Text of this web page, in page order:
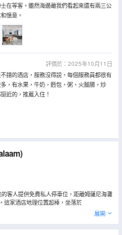
在等客。雖然海邊離我們看起來還有兩三公
愜意。
評價於：2025年10月11日
錯的酒店，服務沒得説，每個服務員都很有
，有水果，牛奶，麪包，粥，火腿腸，炒
近的，推薦入住！
客人提供免費私人停車位，距離姆薩尼海灘
這家酒店地理位置超棒，坐落於
5.5公里。住宿為客人配備客房服務和24小
平板電視、空調以及配有淋浴設施和拖鞋
展開